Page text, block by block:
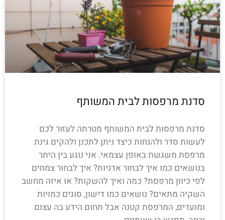
סדנת מרפסות לבית המשותף
סדנת מרפסות לבית המשותף מטרתה לעזור לכם
לעשות סדר ולהנחות כיצד ניתן לתכנן ולהקים גינת
מרפסת משגשת באופן עצמאי. אני נוגע בין היתר
בנושאים כמו איך לבחור אדניות? איך לבחור צמחים
לפי כיוון מרפסת? כמה ואיך להשקות? או איזה מחשב
השקיה מתאים? נושאים כמו דישון, סוגים כמויות
ומועדים, המרפסת קטנה אבל תחום הידע בה עצום